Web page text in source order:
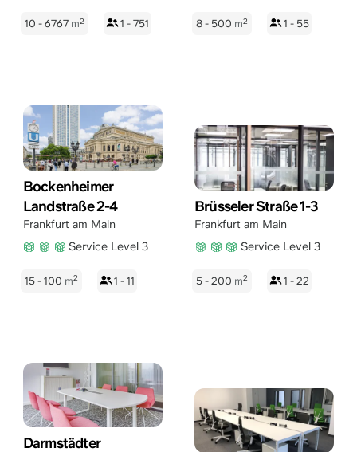
10 - 6767 m2 1 - 751 8 - 500 m2 1 - 55
Bockenheimer
Landstraße 2-4
Frankfurt am Main
Service Level 3
15 - 100 m2 1 - 11
Brüsseler Straße 1-3
Frankfurt am Main
Service Level 3
5 - 200 m2 1 - 22
Darmstädter